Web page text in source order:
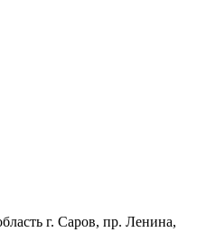
г. Саров, пр. Ленина,